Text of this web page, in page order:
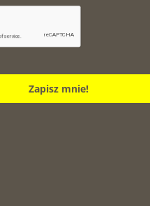
Zapisz mnie!